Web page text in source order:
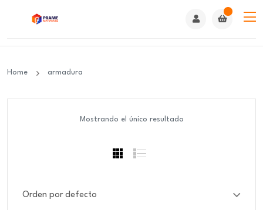
Home armadura
Mostrando el único resultado